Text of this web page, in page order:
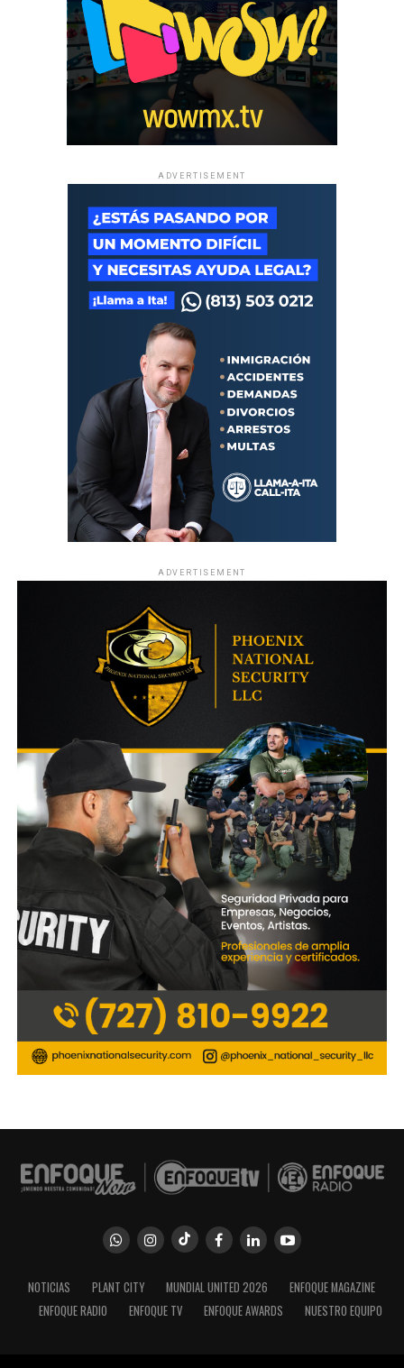
ADVERTISEMENT
ADVERTISEMENT
NOTICIAS PLANT CITY MUNDIAL UNITED 2026
ENFOQUE MAGAZINE
ENFOQUE RADIO
ENFOQUE TV ENFOQUE AWARDS NUESTRO EQUIPO